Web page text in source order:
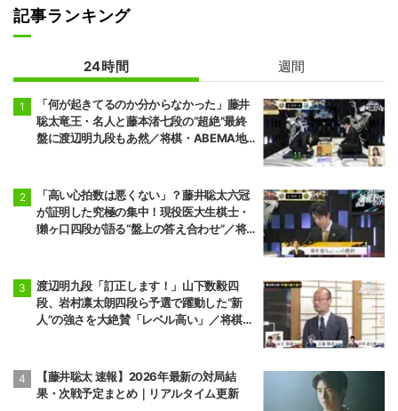
記事ランキング
24時間 週間
「何が起きてるのか分からなかった」藤井
聡太竜王・名人と藤本渚七段の“超絶”最終
盤に渡辺明九段もあ然／将棋・ABEMA地
「高い心拍数は悪くない」？藤井聡太六冠
が証明した究極の集中！現役医大生棋士・
獺ヶ口四段が語る“盤上の答え合わせ”／将
渡辺明九段「訂正します！」山下数毅四
段、岩村凛太朗四段ら予選で躍動した“新
人”の強さを大絶賛「レベル高い」／将棋・
【藤井聡太 速報】2026年最新の対局結
果・次戦予定まとめ｜リアルタイム更新